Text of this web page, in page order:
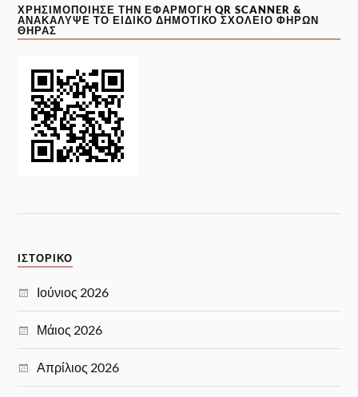
ΧΡΗΣΙΜΟΠΟΊΗΣΕ ΤΗΝ ΕΦΑΡΜΟΓΉ QR SCANNER &
ΑΝΑΚΆΛΥΨΕ ΤΟ ΕΙΔΙΚΌ ΔΗΜΟΤΙΚΌ ΣΧΟΛΕΊΟ ΦΗΡΏΝ
ΘΉΡΑΣ
ΙΣΤΟΡΙΚΌ
Ιούνιος 2026
Μάιος 2026
Απρίλιος 2026